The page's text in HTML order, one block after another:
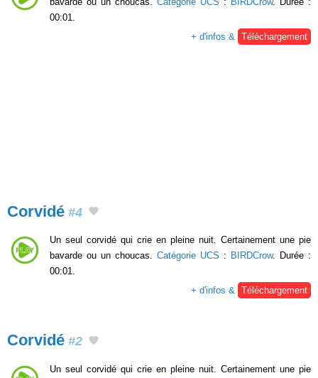
00:01.
+ d'infos &
Téléchargement
Corvidé #4
Un seul corvidé qui crie en pleine nuit. Certainement une pie
bavarde ou un choucas. Catégorie UCS : BIRDCrow. Durée :
00:01.
+ d'infos & Téléchargement
Corvidé #2
Un seul corvidé qui crie en pleine nuit. Certainement une pie